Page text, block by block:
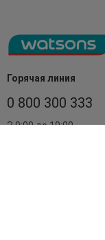
Горячая линия
0 800 300 333
З 9:00 до 19:00